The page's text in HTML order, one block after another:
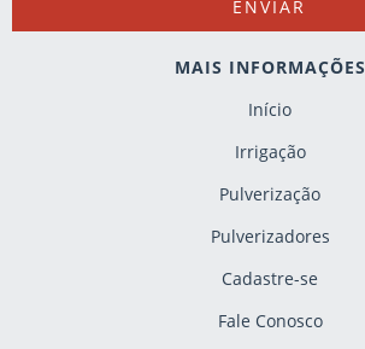
MAIS INFORMAÇÕES
Início
Irrigação
Pulverização
Pulverizadores
Cadastre-se
Fale Conosco